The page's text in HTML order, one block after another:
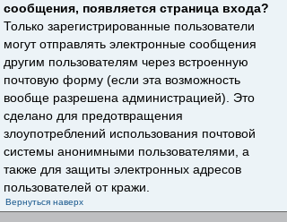
сообщения, появляется страница входа?
Только зарегистрированные пользователи
могут отправлять электронные сообщения
другим пользователям через встроенную
почтовую форму (если эта возможность
вообще разрешена администрацией). Это
сделано для предотвращения
злоупотреблений использования почтовой
системы анонимными пользователями, а
также для защиты электронных адресов
пользователей от кражи.
Вернуться наверх